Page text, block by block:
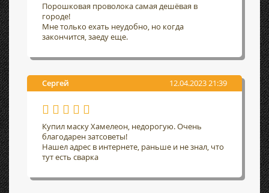
Порошковая проволока самая дешёвая в
городе!
Мне только ехать неудобно, но когда
закончится, заеду еще.
Сергей 12.04.2023 21:39
Купил маску Хамелеон, недорогую. Очень
благодарен затсоветы!
Нашел адрес в интернете, раньше и не знал, что
тут есть сварка